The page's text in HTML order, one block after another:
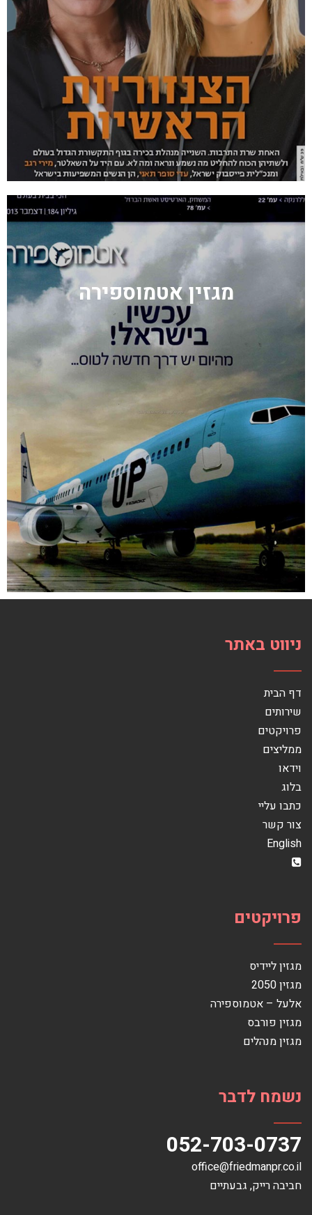
מגזין אטמוספירה
ניווט באתר
דף הבית
שירותים
פרויקטים
ממליצים
וידאו
בלוג
כתבו עליי
צור קשר
English
פרויקטים
מגזין ליידיס
מגזין 2050
אלעל – אטמוספירה
מגזין פורבס
מגזין מנהלים
נשמח לדבר
052-703-0737
office@friedmanpr.co.il
חביבה רייק‏, ‏גבעתיים‏